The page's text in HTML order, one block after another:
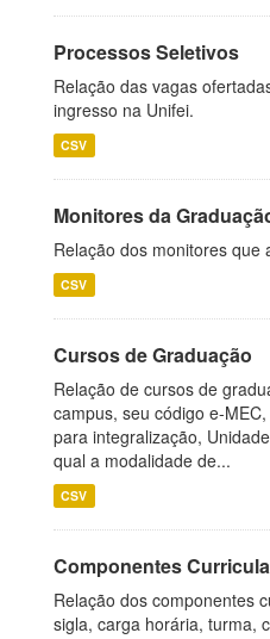
Processos Seletivos
Relação das vagas
ingresso na Unifei.
CSV
Monitores da
Relação dos monitores que
CSV
Cursos de Graduação
Relação de cursos de
campus, seu código e-
para integralização,
qual a modalidade de...
CSV
Componentes
Relação dos componentes
sigla, carga horária, turma,